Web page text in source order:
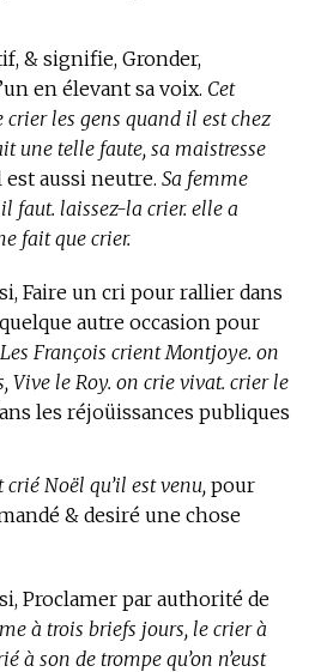
& signifie, Gronder,
en élevant sa voix. Cet
les gens quand il est chez
une telle faute, sa maistresse
est aussi neutre. Sa femme
faut. laissez-la crier. elle a
fait que crier.
Faire un cri pour rallier dans
autre occasion pour
Les François crient Montjoye. on
Vive le Roy. on crie vivat. crier le
les réjoüissances publiques
crié Noël qu’il est venu, pour
& desiré une chose
Proclamer par authorité de
à trois briefs jours, le crier à
à son de trompe qu’on n’eust